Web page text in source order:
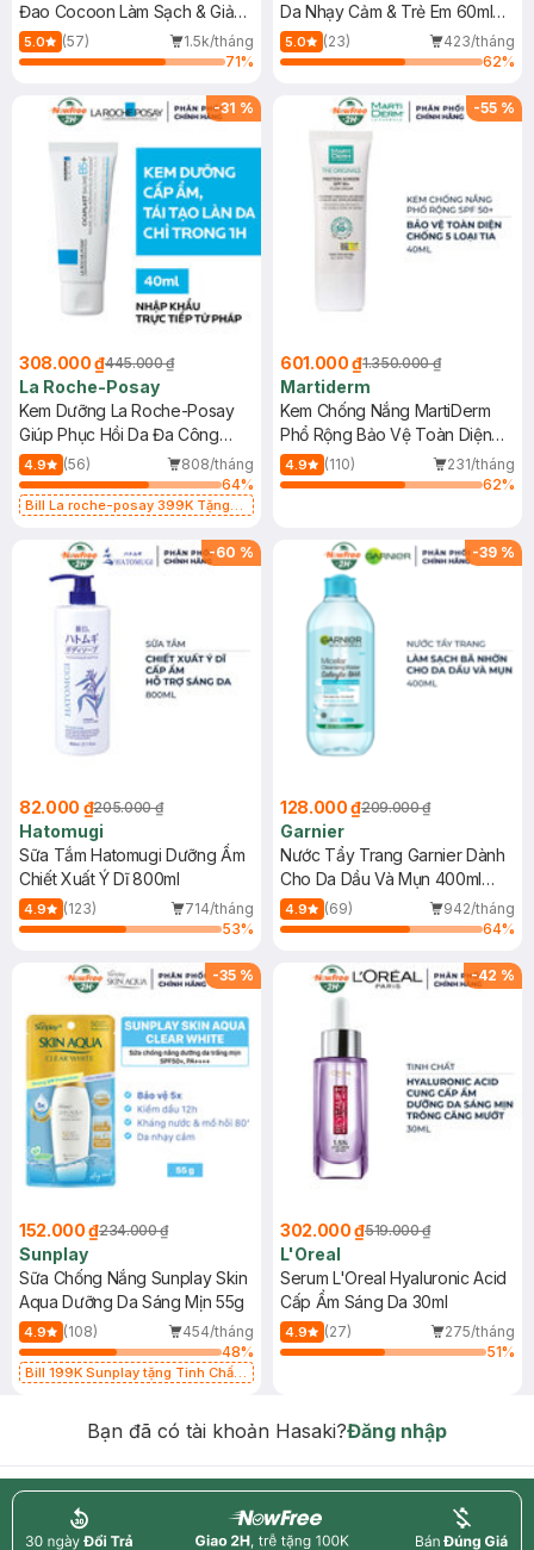
Đao Cocoon Làm Sạch & Giảm
Dầu 500ml
5.0 (57)
1.5k/tháng
71%
Da Nhạy Cảm & Trẻ Em 60ml
(Mới)
5.0 (23)
423/tháng
62%
-31 %
308.000 ₫445.000 ₫
La Roche-Posay
Kem Dưỡng La Roche-Posay
Giúp Phục Hồi Da Đa Công
Dụng 40ml
4.9 (56)
808/tháng
64%
Bill La roche-posay 399K Tặng
(SL có hạn)
-55 %
601.000 ₫1.350.000 ₫
Martiderm
Kem Chống Nắng MartiDerm
Phổ Rộng Bảo Vệ Toàn Diện
40ml
4.9 (110)
231/tháng
62%
-60 %
82.000 ₫205.000 ₫
Hatomugi
Sữa Tắm Hatomugi Dưỡng Ẩm
Chiết Xuất Ý Dĩ 800ml
4.9 (123)
714/tháng
53%
-39 %
128.000 ₫209.000 ₫
Garnier
Nước Tẩy Trang Garnier Dành
Cho Da Dầu Và Mụn 400ml
(Mới)
4.9 (69)
942/tháng
64%
-35 %
152.000 ₫234.000 ₫
Sunplay
Sữa Chống Nắng Sunplay Skin
Aqua Dưỡng Da Sáng Mịn 55g
4.9 (108)
454/tháng
48%
Bill 199K Sunplay tặng Tinh Chất
-42 %
302.000 ₫519.000 ₫
L'Oreal
Serum L'Oreal Hyaluronic Acid
Cấp Ẩm Sáng Da 30ml
4.9 (27)
275/tháng
51%
Bạn đã có tài khoản Hasaki?Đăng nhập